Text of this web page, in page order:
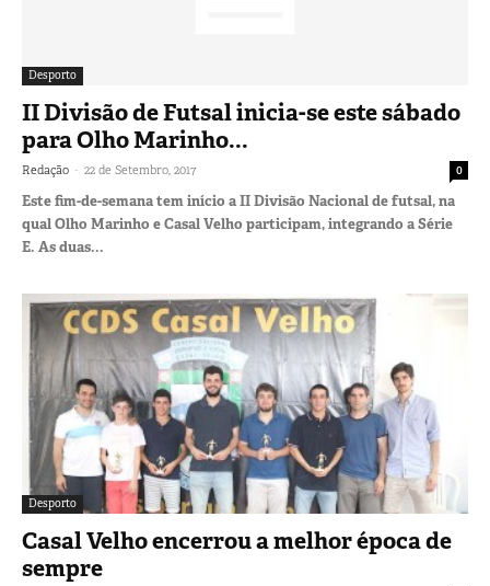
Desporto
II Divisão de Futsal inicia-se este sábado
para Olho Marinho...
Redação - 22 de Setembro, 2017 0
Este fim-de-semana tem início a II Divisão Nacional de futsal, na
qual Olho Marinho e Casal Velho participam, integrando a Série
E. As duas...
Desporto
Casal Velho encerrou a melhor época de
sempre